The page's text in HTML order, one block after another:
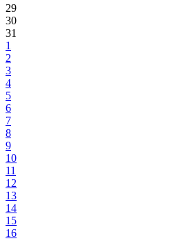
29
30
31
1
2
3
4
5
6
7
8
9
10
11
12
13
14
15
16